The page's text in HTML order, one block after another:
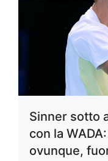
Sinner sotto
con la
ovunque,